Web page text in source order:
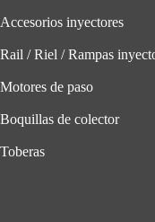
Accesorios inyectores
Rail / Riel / Rampas
Motores de paso
Boquillas de colector
Toberas